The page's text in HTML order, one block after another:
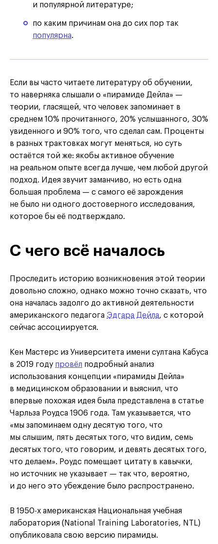
и популярной литературе;
по каким причинам она до сих пор так
популярна.
Если вы часто читаете литературу об обучении,
то наверняка слышали о «пирамиде Дейла» —
теории, гласящей, что человек запоминает в
среднем 10% прочитанного, 20% услышанного, 30%
увиденного и 90% того, что сделал сам. Проценты
в разных трактовках могут меняться, но суть
остаётся той же: якобы активное обучение
на реальном опыте всегда лучше, чем любой другой
подход. Идея звучит заманчиво, но есть одна
большая проблема — с самого её зарождения
не было ни одного достоверного исследования,
которое бы её подтверждало.
С чего всё началось
Проследить историю возникновения этой теории
довольно сложно, однако можно точно сказать, что
она началась задолго до активной деятельности
американского педагога Эдгара Дейла, с которой
сейчас ассоциируется.
Кен Мастерс из Университета имени султана Кабуса
в 2019 году провёл подробный анализ
использования концепции «пирамиды Дейла»
в медицинском образовании и выяснил, что
впервые похожая идея была представлена в статье
Чарльза Роудса 1906 года. Там указывается, что
«мы запоминаем одну десятую того, что
мы слышим, пять десятых того, что видим, семь
десятых того, что говорим, и девять десятых того,
что делаем». Роудс помещает цитату в кавычки,
но источник не указывает — так что, вероятно,
и до него это убеждение было распространено.
В 1950-х американская Национальная учебная
лаборатория (National Training Laboratories, NTL)
опубликовала свою версию пирамиды.